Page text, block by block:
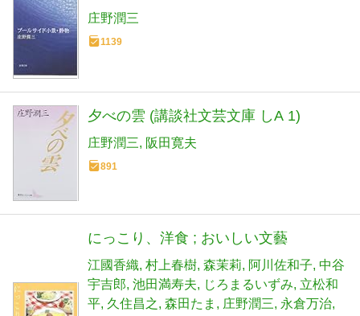
庄野潤三
1139
夕べの雲 (講談社文芸文庫 しA 1)
庄野潤三 阪田寛夫
891
にっこり、洋食 ; おいしい文藝
江國香織 村上春樹 森茉莉 阿川佐和子 中谷
宇吉郎 池田満寿夫 じろまるいずみ 立松和
平 久住昌之 森田たま 庄野潤三 永倉万治